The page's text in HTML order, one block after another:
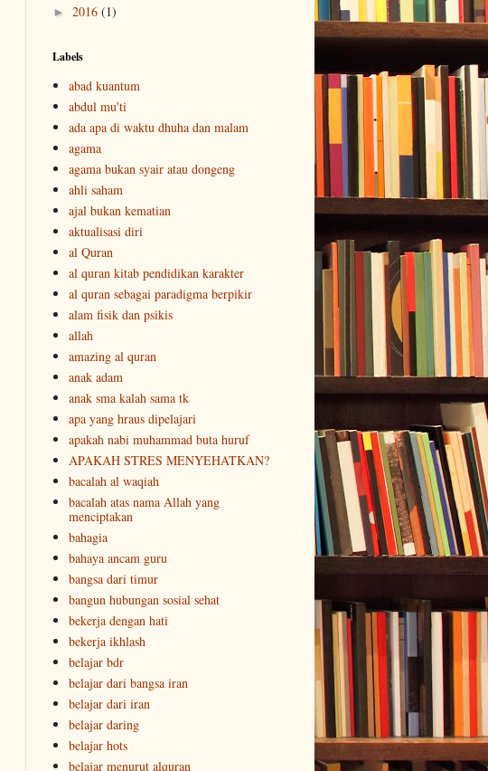
► 2016 (1)
Labels
abad kuantum
abdul mu'ti
ada apa di waktu dhuha dan malam
agama
agama bukan syair atau dongeng
ahli saham
ajal bukan kematian
aktualisasi diri
al Quran
al quran kitab pendidikan karakter
al quran sebagai paradigma berpikir
alam fisik dan psikis
allah
amazing al quran
anak adam
anak sma kalah sama tk
apa yang hraus dipelajari
apakah nabi muhammad buta huruf
APAKAH STRES MENYEHATKAN?
bacalah al waqiah
bacalah atas nama Allah yang
menciptakan
bahagia
bahaya ancam guru
bangsa dari timur
bangun hubungan sosial sehat
bekerja dengan hati
bekerja ikhlash
belajar bdr
belajar dari bangsa iran
belajar dari iran
belajar daring
belajar hots
belajar menurut alquran